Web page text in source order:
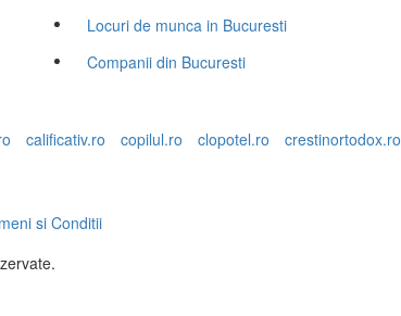
Locuri de munca in Bucuresti
Companii din Bucuresti
calificativ.ro copilul.ro clopotel.ro crestinortodox.ro
si Conditii